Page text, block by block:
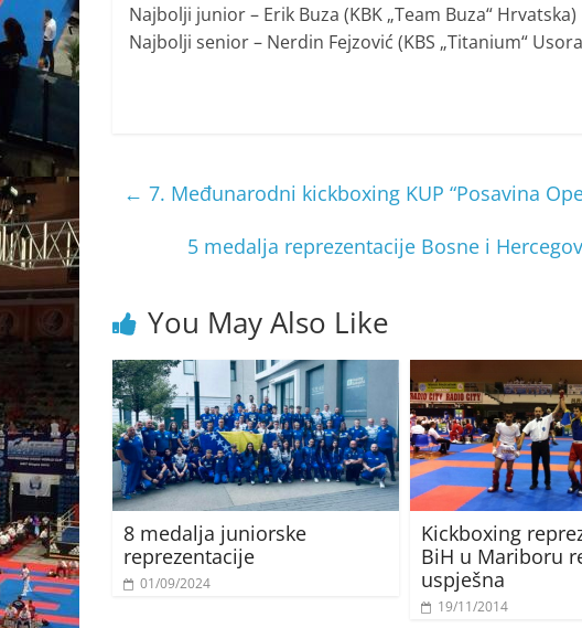
Najbolji junior – Erik Buza (KBK „Team Buza“ Hrvatska)
Najbolji senior – Nerdin Fejzović (KBS „Titanium“
← 7. Međunarodni kickboxing KUP “Posavina
5 medalja reprezentacije Bosne i
You May Also Like
8 medalja juniorske
reprezentacije
01/09/2024
Kickboxing
BiH u Mariboru
uspješna
19/11/2014